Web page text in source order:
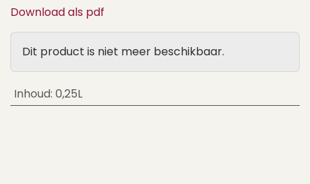
Download als pdf
Dit product is niet meer beschikbaar.
Inhoud: 0,25L